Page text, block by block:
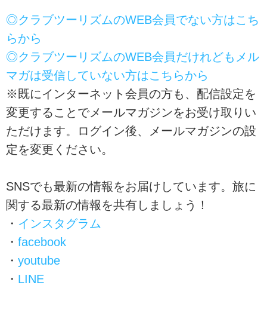
◎クラブツーリズムのWEB会員でない方はこち
らから
◎クラブツーリズムのWEB会員だけれどもメル
マガは受信していない方はこちらから
※既にインターネット会員の方も、配信設定を
変更することでメールマガジンをお受け取りい
ただけます。ログイン後、メールマガジンの設
定を変更ください。
SNSでも最新の情報をお届けしています。旅に
関する最新の情報を共有しましょう！
・ インスタグラム
・ facebook
・ youtube
・ LINE